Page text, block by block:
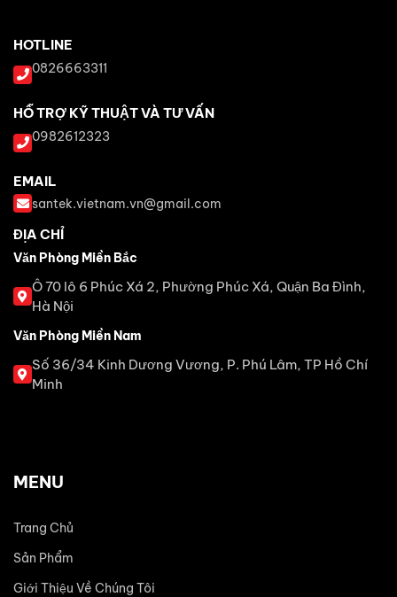
HOTLINE
0826663311
HỖ TRỢ KỸ THUẬT VÀ TƯ VẤN
0982612323
EMAIL
santek.vietnam.vn@gmail.com
ĐỊA CHỈ
Văn Phòng Miền Bắc
Ô 70 lô 6 Phúc Xá 2, Phường Phúc Xá, Quận Ba Đình,
Hà Nội
Văn Phòng Miền Nam
Số 36/34 Kinh Dương Vương, P. Phú Lâm, TP Hồ Chí
Minh
MENU
Trang Chủ
Sản Phẩm
Giới Thiệu Về Chúng Tôi